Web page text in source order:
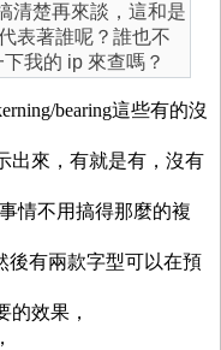
清楚再來談，這和是
表著誰呢？誰也不
我的 ip 來查嗎？
bearing這些有的沒
出來，有就是有，沒有
情不用搞得那麼的複
後有兩款字型可以在預
的效果，